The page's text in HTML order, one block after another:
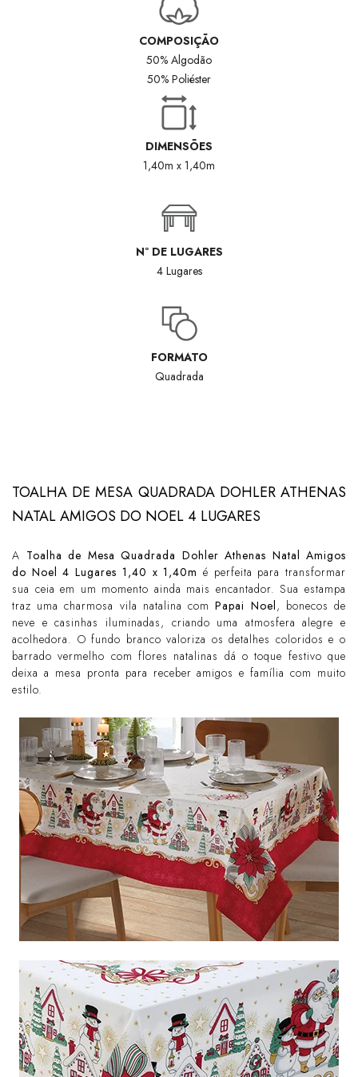
COMPOSIÇÃO
50% Algodão
50% Poliéster
DIMENSÕES
1,40m x 1,40m
Nº DE LUGARES
4 Lugares
FORMATO
Quadrada
TOALHA DE MESA QUADRADA DOHLER ATHENAS
NATAL AMIGOS DO NOEL 4 LUGARES
A Toalha de Mesa Quadrada Dohler Athenas Natal Amigos
do Noel 4 Lugares 1,40 x 1,40m é perfeita para transformar
sua ceia em um momento ainda mais encantador. Sua estampa
traz uma charmosa vila natalina comPapai Noel, bonecos de
neve e casinhas iluminadas, criando uma atmosfera alegre e
acolhedora. O fundo branco valoriza os detalhes coloridos e o
barrado vermelho com flores natalinas dá o toque festivo que
deixa a mesa pronta para receber amigos e família com muito
estilo.